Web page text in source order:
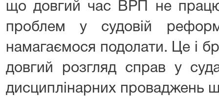
що довгий час ВРП не
проблем у судовій
намагаємося подолати. Це і
довгий розгляд справ у
дисциплінарних проваджень